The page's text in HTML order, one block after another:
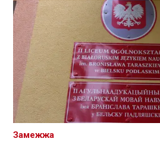
Замежжа